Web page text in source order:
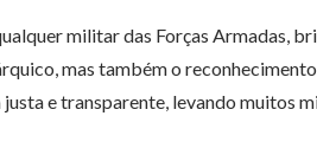
militar das Forças Armadas,
mas também o
e transparente, levando muitos